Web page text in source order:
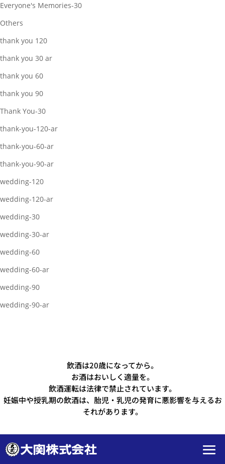
Everyone's Memories-30
Others
thank you 120
thank you 30 ar
thank you 60
thank you 90
Thank You-30
thank-you-120-ar
thank-you-60-ar
thank-you-90-ar
wedding-120
wedding-120-ar
wedding-30
wedding-30-ar
wedding-60
wedding-60-ar
wedding-90
wedding-90-ar
飲酒は20歳になってから。
お酒はおいしく適量を。
飲酒運転は法律で禁止されています。
妊娠中や授乳期の飲酒は、胎児・乳児の発育に悪影響を与えるお
それがあります。